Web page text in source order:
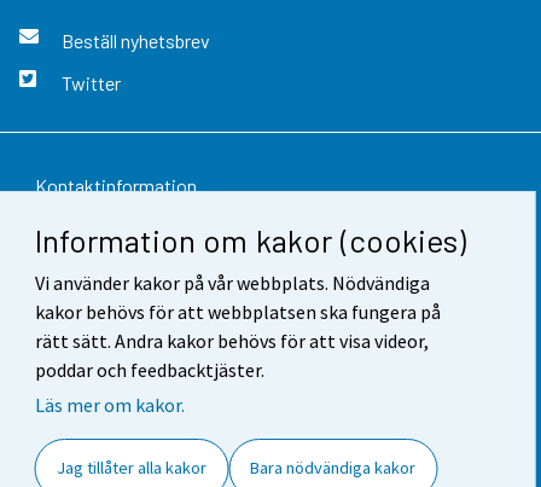
Information om kakor (cookies)
Vi använder kakor på vår webbplats. Nödvändiga
kakor behövs för att webbplatsen ska fungera på
rätt sätt. Andra kakor behövs för att visa videor,
poddar och feedbacktjäster.
Läs mer om kakor.
Jag tillåter alla kakor Bara nödvändiga kakor
Beställ nyhetsbrev
Twitter
Kontaktinformation
Respons
Användarvillkor
Dataskydd
Tillgänglighet
Cookie-inställningar